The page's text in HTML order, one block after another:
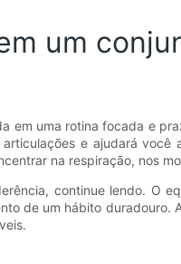
um
uma rotina focada e
e ajudará você
na respiração, nos
continue lendo. O
de um hábito